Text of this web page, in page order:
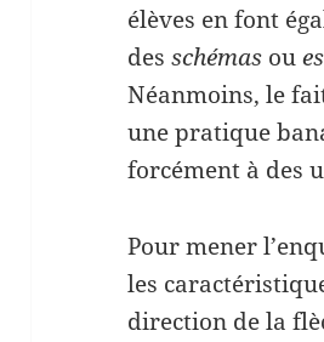
élèves en font
desschémas ou
Néanmoins, le
une pratique
forcément à des
Pour mener
les
direction de la